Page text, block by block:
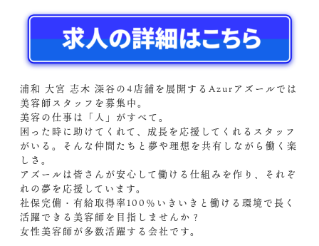
浦和 大宮 志木 深谷の4店舗を展開するAzurアズールでは
美容師スタッフを募集中。
美容の仕事は「人」がすべて。
困った時に助けてくれて、成長を応援してくれるスタッフ
がいる。そんな仲間たちと夢や理想を共有しながら働く楽
しさ。
アズールは皆さんが安心して働ける仕組みを作り、それぞ
れの夢を応援しています。
社保完備・有給取得率100％いきいきと働ける環境で長く
活躍できる美容師を目指しませんか？
女性美容師が多数活躍する会社です。